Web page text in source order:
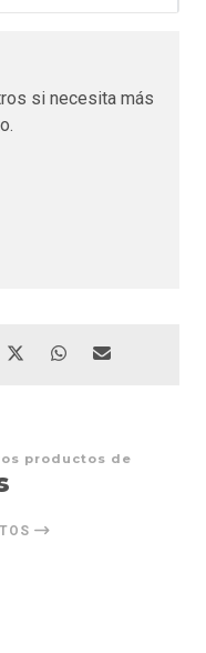
si necesita más
productos de